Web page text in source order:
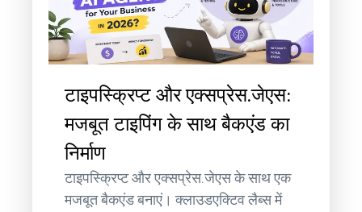
टाइपस्क्रिप्ट और एक्सप्रेस.जेएस:
मजबूत टाइपिंग के साथ बैकएंड का
निर्माण
टाइपस्क्रिप्ट और एक्सप्रेस.जेएस के साथ एक
मजबूत बैकएंड बनाएं। क्लाउडएक्टिव लैब्स में